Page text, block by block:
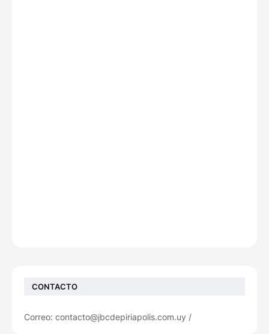
CONTACTO
Correo: contacto@jbcdepiriapolis.com.uy /